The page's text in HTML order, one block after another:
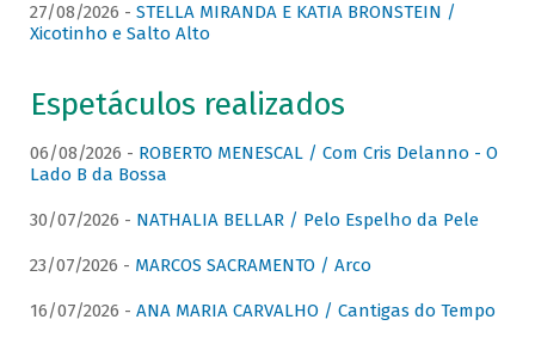
27/08/2026 - STELLA MIRANDA E KATIA BRONSTEIN /
Xicotinho e Salto Alto
Espetáculos realizados
06/08/2026 - ROBERTO MENESCAL / Com Cris Delanno - O
Lado B da Bossa
30/07/2026 - NATHALIA BELLAR / Pelo Espelho da Pele
23/07/2026 - MARCOS SACRAMENTO / Arco
16/07/2026 - ANA MARIA CARVALHO / Cantigas do Tempo